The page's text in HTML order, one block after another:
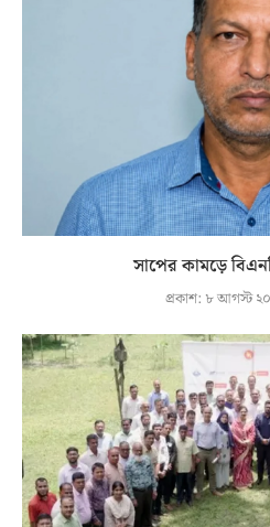
সাপের কামড়ে
প্রকাশ: ৮ আগস্ট